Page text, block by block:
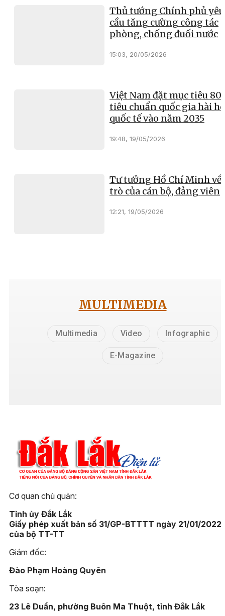
Thủ tướng Chính phủ yêu
cầu tăng cường công tác
phòng, chống đuối nước
15:03, 20/05/2026
Việt Nam đặt mục tiêu
tiêu chuẩn quốc gia hài
quốc tế vào năm 2035
19:48, 19/05/2026
Tư tưởng Hồ Chí Minh về
trò của cán bộ, đảng viên
12:21, 19/05/2026
MULTIMEDIA
Multimedia Video Infographic
E-Magazine
Cơ quan chủ quản:
Tỉnh ủy Đắk Lắk
Giấy phép xuất bản số 31/GP-BTTTT ngày 21/01/2022
của bộ TT-TT
Giám đốc:
Đào Phạm Hoàng Quyên
Tòa soạn:
23 Lê Duẩn, phường Buôn Ma Thuột, tỉnh Đắk Lắk